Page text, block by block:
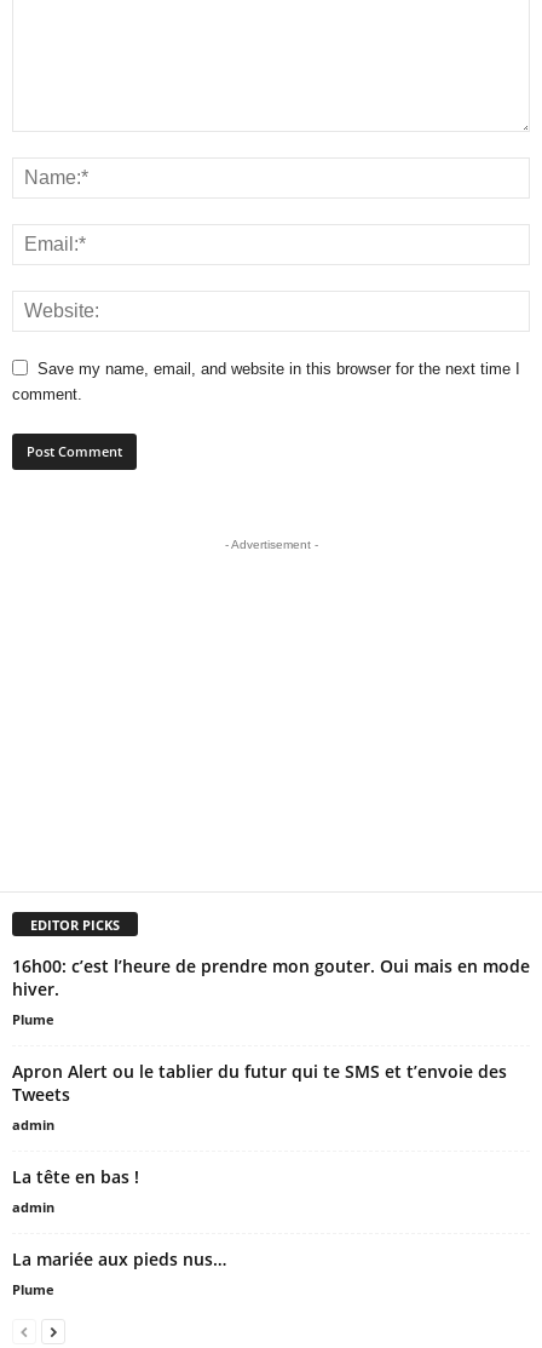
Save my name, email, and website in this browser for the next time I
comment.
- Advertisement -
EDITOR PICKS
16h00: c’est l’heure de prendre mon gouter. Oui mais en mode
hiver.
Plume
Apron Alert ou le tablier du futur qui te SMS et t’envoie des
Tweets
admin
La tête en bas !
admin
La mariée aux pieds nus…
Plume